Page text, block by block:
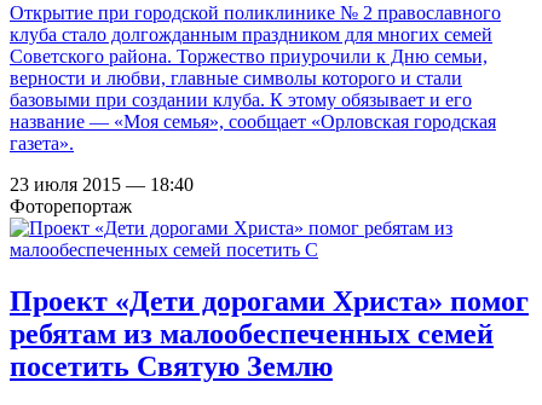
Открытие при городской поликлинике № 2 православного
клуба стало долгожданным праздником для многих семей
Советского района. Торжество приурочили к Дню семьи,
верности и любви, главные символы которого и стали
базовыми при создании клуба. К этому обязывает и его
название — «Моя семья», сообщает «Орловская городская
газета».
23 июля 2015 — 18:40
Фоторепортаж
Проект «Дети дорогами Христа» помог
ребятам из малообеспеченных семей
посетить Святую Землю